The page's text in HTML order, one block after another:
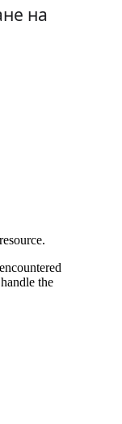
на